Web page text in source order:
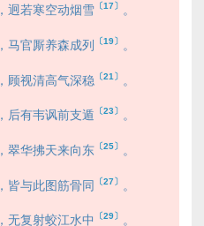
，迥若寒空动烟雪 〔17〕 。
，马官厮养森成列 〔19〕 。
，顾视清高气深稳 〔21〕 。
，后有韦讽前支遁 〔23〕 。
，翠华拂天来向东 〔25〕 。
，皆与此图筋骨同 〔27〕 。
，无复射蛟江水中 〔29〕 。